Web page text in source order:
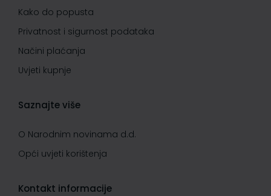
Kako do popusta
Privatnost i sigurnost podataka
Načini plaćanja
Uvjeti kupnje
Saznajte više
O Narodnim novinama d.d.
Opći uvjeti korištenja
Kontakt informacije